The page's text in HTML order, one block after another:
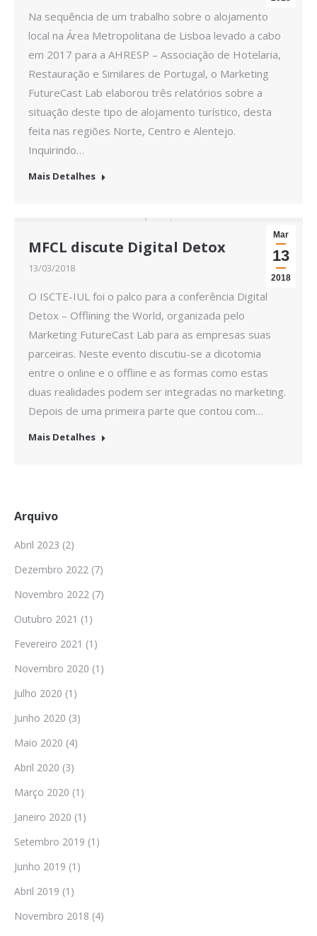
Na sequência de um trabalho sobre o alojamento
local na Área Metropolitana de Lisboa levado a cabo
em 2017 para a AHRESP – Associação de Hotelaria,
Restauração e Similares de Portugal, o Marketing
FutureCast Lab elaborou três relatórios sobre a
situação deste tipo de alojamento turístico, desta
feita nas regiões Norte, Centro e Alentejo.
Inquirindo…
Mais Detalhes
Mar
13
2018
MFCL discute Digital Detox
13/03/2018
O ISCTE-IUL foi o palco para a conferência Digital
Detox – Offlining the World, organizada pelo
Marketing FutureCast Lab para as empresas suas
parceiras. Neste evento discutiu-se a dicotomia
entre o online e o offline e as formas como estas
duas realidades podem ser integradas no marketing.
Depois de uma primeira parte que contou com…
Mais Detalhes
Arquivo
Abril 2023 (2)
Dezembro 2022 (7)
Novembro 2022 (7)
Outubro 2021 (1)
Fevereiro 2021 (1)
Novembro 2020 (1)
Julho 2020 (1)
Junho 2020 (3)
Maio 2020 (4)
Abril 2020 (3)
Março 2020 (1)
Janeiro 2020 (1)
Setembro 2019 (1)
Junho 2019 (1)
Abril 2019 (1)
Novembro 2018 (4)